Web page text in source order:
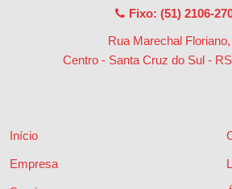
Fixo: (51) 2106-
Rua Marechal
Centro - Santa Cruz do Sul - RS
Início
Empresa